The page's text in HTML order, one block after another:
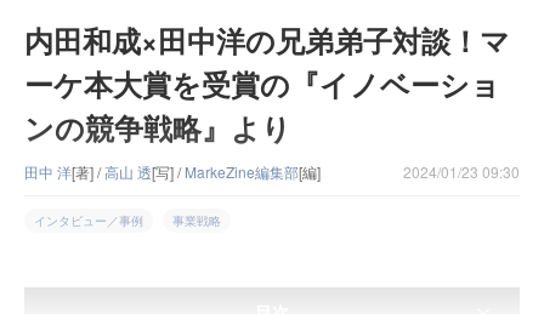
内田和成×田中洋の兄弟弟子対談！マ
ーケ本大賞を受賞の『イノベーショ
ンの競争戦略』より
田中 洋[著] /高山 透[写] /MarkeZine編集部[編] 2024/01/23 09:30
インタビュー／事例 事業戦略